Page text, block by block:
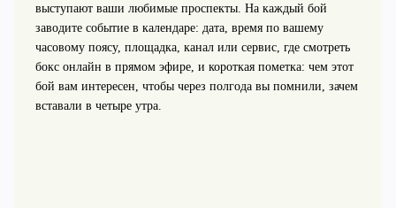
выступают ваши любимые проспекты. На каждый бой
заводите событие в календаре: дата, время по вашему
часовому поясу, площадка, канал или сервис, где смотреть
бокс онлайн в прямом эфире, и короткая пометка: чем этот
бой вам интересен, чтобы через полгода вы помнили, зачем
вставали в четыре утра.